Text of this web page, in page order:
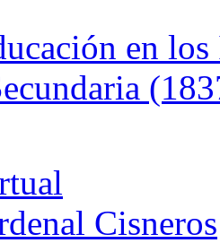
en
Cisneros